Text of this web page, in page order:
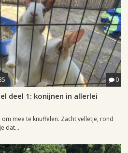
0
deel 1: konijnen in allerlei
mee te knuffelen. Zacht velletje, rond
dat...